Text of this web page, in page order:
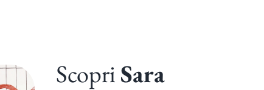
ScopriSara